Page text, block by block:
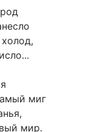
миг
мир.